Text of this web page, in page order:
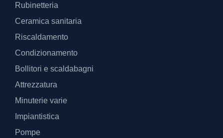
Rubinetteria
Ceramica sanitaria
Riscaldamento
Condizionamento
Bollitori e scaldabagni
Attrezzatura
Minuterie varie
Impiantistica
Pompe